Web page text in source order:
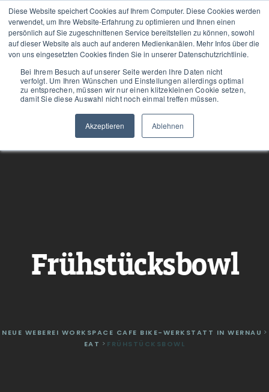
Diese Website speichert Cookies auf Ihrem Computer. Diese Cookies werden
verwendet, um Ihre Website-Erfahrung zu optimieren und Ihnen einen
persönlich auf Sie zugeschnittenen Service bereitstellen zu können, sowohl
auf dieser Website als auch auf anderen Medienkanälen. Mehr Infos über die
von uns eingesetzten Cookies finden Sie in unserer Datenschutzrichtlinie.
Bei Ihrem Besuch auf unserer Seite werden Ihre Daten nicht
verfolgt. Um Ihren Wünschen und Einstellungen allerdings optimal
zu entsprechen, müssen wir nur einen klitzekleinen Cookie setzen,
damit Sie diese Auswahl nicht noch einmal treffen müssen.
Akzeptieren Ablehnen
Frühstücksbowl
NEUE WEBEREI WORKSPACE CAFE BIKE-WERKSTATT IN WERNAU >
EAT > FRÜHSTÜCKSBOWL